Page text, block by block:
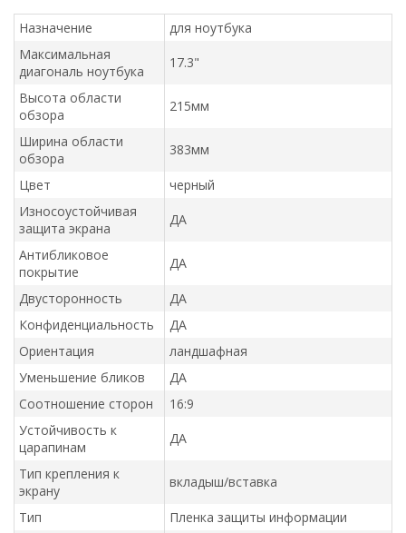
Назначение
для ноутбука
Максимальная
диагональ ноутбука
17.3"
Высота области
обзора
215мм
Ширина области
обзора
383мм
Цвет
черный
Износоустойчивая
защита экрана
ДА
Антибликовое
покрытие
ДА
Двусторонность
ДА
Конфиденциальность
ДА
Ориентация
ландшафная
Уменьшение бликов
ДА
Соотношение сторон
16:9
Устойчивость к
царапинам
ДА
Тип крепления к
экрану
вкладыш/вставка
Тип Пленка защиты информации